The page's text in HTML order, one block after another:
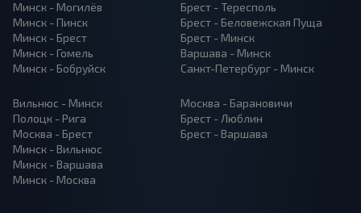
Минск - Могилёв
Минск - Пинск
Минск - Брест
Минск - Гомель
Минск - Бобруйск
Брест - Тересполь
Брест - Беловежская Пуща
Брест - Минск
Варшава - Минск
Санкт-Петербург - Минск
Вильнюс - Минск
Полоцк - Рига
Москва - Брест
Минск - Вильнюс
Минск - Варшава
Минск - Москва
Москва - Барановичи
Брест - Люблин
Брест - Варшава